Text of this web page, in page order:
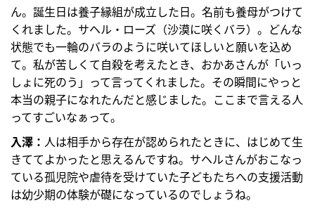
ん。誕生日は養子縁組が成立した日。名前も養母がつけて
くれました。サヘル・ローズ（沙漠に咲くバラ）。どんな
状態でも一輪のバラのように咲いてほしいと願いを込め
て。私が苦しくて自殺を考えたとき、おかあさんが「いっ
しょに死のう」って言ってくれました。その瞬間にやっと
本当の親子になれたんだと感じました。ここまで言える人
ってすごいなぁって。
入澤： 人は相手から存在が認められたときに、はじめて生
きててよかったと思えるんですね。サヘルさんがおこなっ
ている孤児院や虐待を受けていた子どもたちへの支援活動
は幼少期の体験が礎になっているのでしょうね。